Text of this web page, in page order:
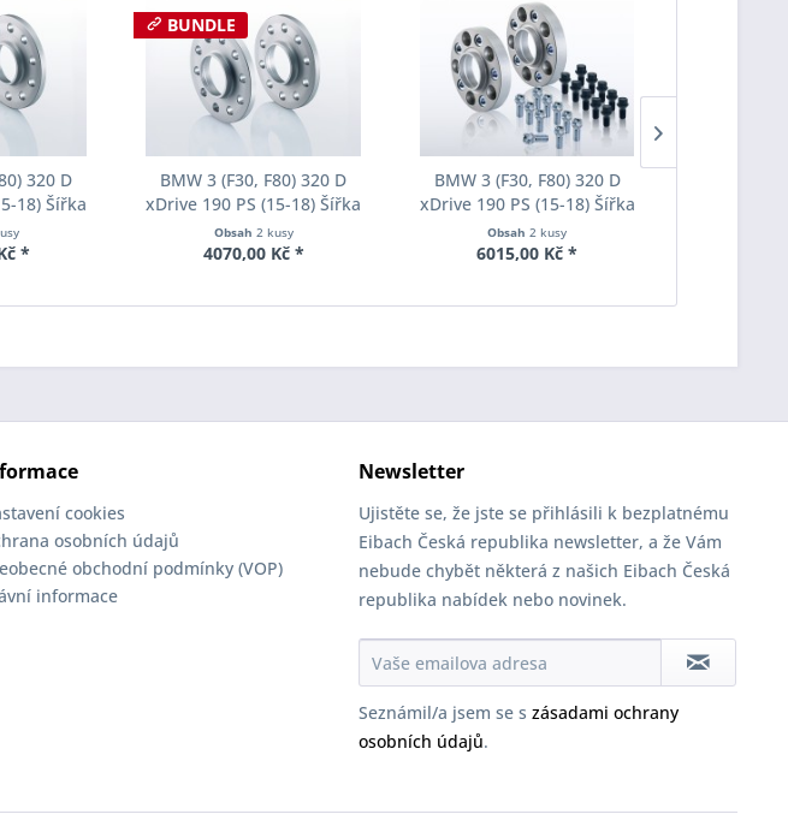
320 D
18) Šířka
Spacer
*
BUNDLE
BMW 3 (F30, F80) 320 D
xDrive 190 PS (15-18) Šířka
rozchodu Eibach Pro-Spacer
S90-2-20-020 System2
Obsah 2 kusy
4070,00 Kč *
BMW 3 (F30, F80) 320 D
xDrive 190 PS (15-18) Šířka
rozchodu Eibach Pro-Spacer
S90-7-20-036 System7
Obsah2 kusy
6015,00 Kč *
cookies
osobních údajů
obchodní podmínky (VOP)
informace
Newsletter
Ujistěte se, že jste se přihlásili k bezplatnému
Eibach Česká republika newsletter, a že Vám
nebude chybět některá z našich Eibach Česká
republika nabídek nebo novinek.
Seznámil/a jsem se s zásadami ochrany
osobních údajů.